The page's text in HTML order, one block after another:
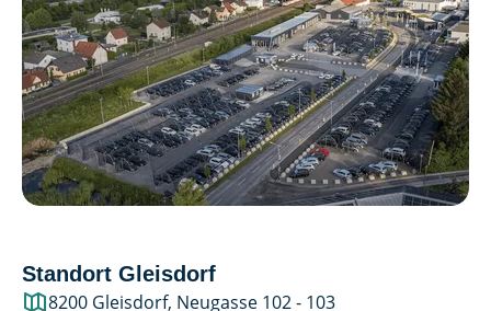
Standort Gleisdorf
8200 Gleisdorf, Neugasse 102 - 103